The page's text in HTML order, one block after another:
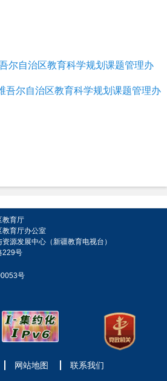
尔自治区教育科学规划课题管理办
吾尔自治区教育科学规划课题管理办
教育厅
教育厅办公室
源发展中心（新疆教育电视台）
号
号
网站地图 联系我们